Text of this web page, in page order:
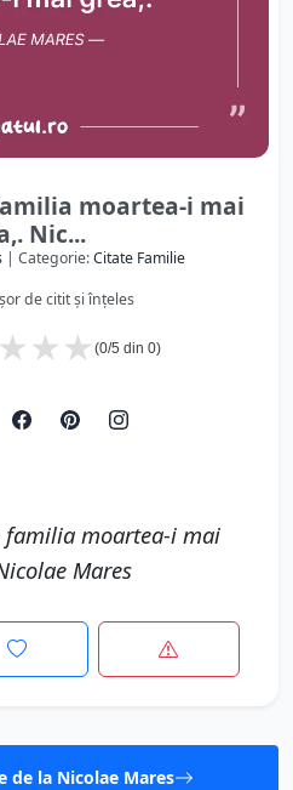
moartea-i mai
Nic...
| Categorie:Citate Familie
de citit și înțeles
★
★
★ (0/5 din 0)
familia moartea-i mai
Mares
de la Nicolae Mares